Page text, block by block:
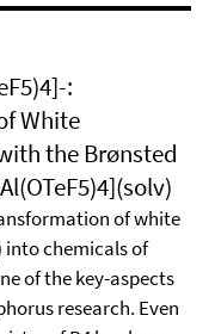
:
White
the Brønsted
of white
into chemicals of
of the key-aspects
research. Even